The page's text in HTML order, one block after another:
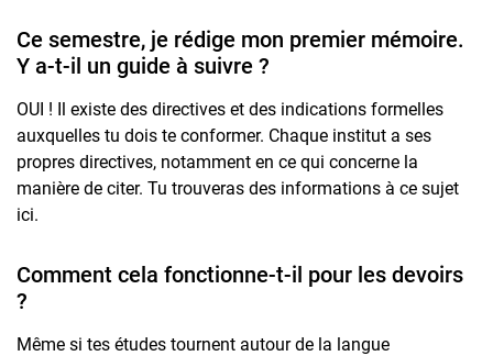
Ce semestre, je rédige mon premier mémoire.
Y a-t-il un guide à suivre ?
OUI ! Il existe des directives et des indications formelles
auxquelles tu dois te conformer. Chaque institut a ses
propres directives, notamment en ce qui concerne la
manière de citer. Tu trouveras des informations à ce sujet
ici.
Comment cela fonctionne-t-il pour les devoirs
?
Même si tes études tournent autour de la langue